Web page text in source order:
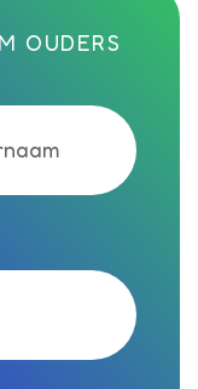
OUDERS